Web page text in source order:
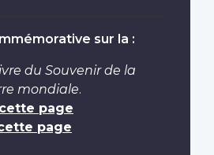
sur la :
du Souvenir de la
mondiale.
page
page